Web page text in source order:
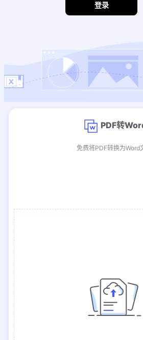
登录
PDF转
免费将PDF转换为Word